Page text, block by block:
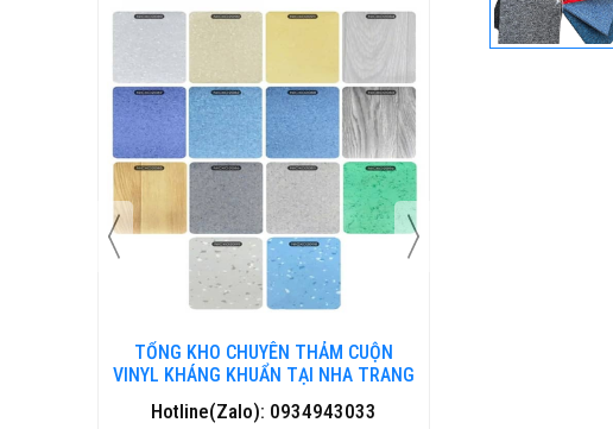
TỔNG KHO CHUYÊN THẢM CUỘN
VINYL KHÁNG KHUẨN TẠI NHA TRANG
Hotline(Zalo): 0934943033